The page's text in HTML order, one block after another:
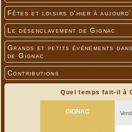
Fêtes et loisirs d'hier à
Le désenclavement de Gignac
Grands et petits événements
de Gignac
Contributions
Quel temps fait-il à